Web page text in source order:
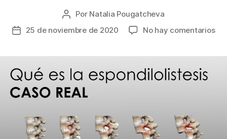
Por Natalia Pougatcheva
25 de noviembre de 2020
No hay comentarios